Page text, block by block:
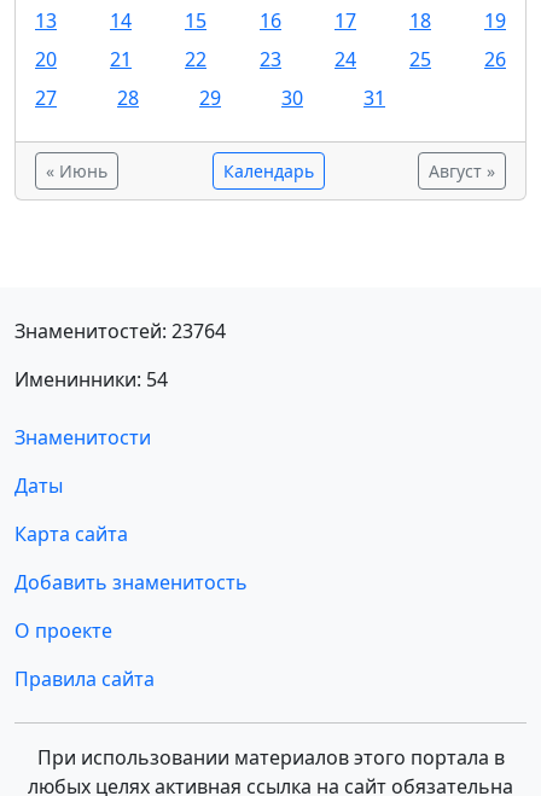
13
14 15 16 17 18
19
20
21 22 23 24 25
26
27
28 29 30 31
« Июнь Календарь Август »
Знаменитостей: 23764
Именинники: 54
Знаменитости
Даты
Карта сайта
Добавить знаменитость
О проекте
Правила сайта
При использовании материалов этого портала в
любых целях активная ссылка на сайт обязательна